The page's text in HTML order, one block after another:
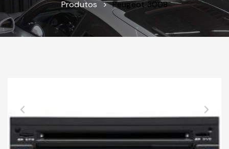
Produtos > Peugeot 3008